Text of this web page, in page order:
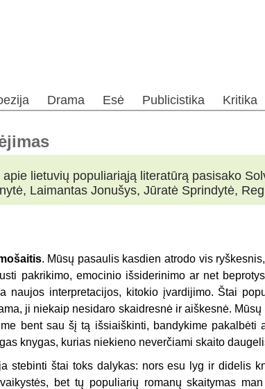
Drama Esė Publicistika Kritika
apie lietuvių populiariąją literatūrą pasisako
Laimantas Jonušys, Jūratė Sprindytė,
. Mūsų pasaulis kasdien atrodo vis
pakrikimo, emocinio išsiderinimo ar net
naujos interpretacijos, kitokio įvardijimo. Štai
ji niekaip nesidaro skaidresnė ir aiškesnė.
bent sau šį tą išsiaiškinti, bandykime pakalbėti
knygas, kurias niekieno neverčiami skaito
stebinti štai toks dalykas: nors esu lyg ir didelis
bet tų populiarių romanų skaitymas